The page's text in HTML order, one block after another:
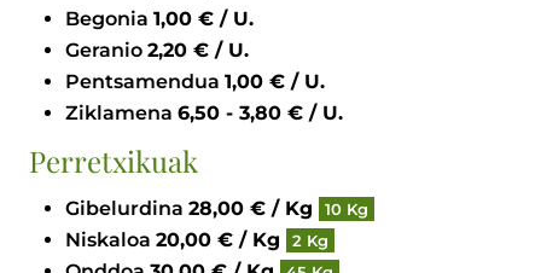
Begonia
1,00 € / U.
Geranio
2,20 € / U.
Pentsamendua
1,00 € / U.
Ziklamena
6,50 - 3,80 € / U.
Perretxikuak
Gibelurdina 28,00 € / Kg 10 Kg
Niskaloa 20,00 € / Kg 2 Kg